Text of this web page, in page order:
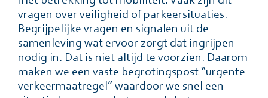
vragen over veiligheid of parkeersituaties.
Begrijpelijke vragen en signalen uit de
samenleving wat ervoor zorgt dat ingrijpen
nodig in. Dat is niet altijd te voorzien. Daarom
maken we een vaste begrotingspost “urgente
verkeermaatregel” waardoor we snel een